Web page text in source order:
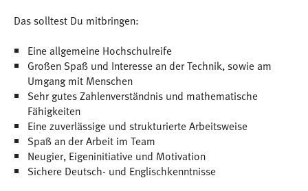
Das solltest Du mitbringen:
Eine allgemeine Hochschulreife
Großen Spaß und Interesse an der Technik, sowie am
Umgang mit Menschen
Sehr gutes Zahlenverständnis und mathematische
Fähigkeiten
Eine zuverlässige und strukturierte Arbeitsweise
Spaß an der Arbeit im Team
Neugier, Eigeninitiative und Motivation
Sichere Deutsch- und Englischkenntnisse